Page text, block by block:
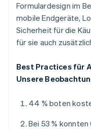
Formulardesign im
mobile Endgeräte,
Sicherheit für die
für sie auch
Best Practices für
Unsere
44 % boten
Bei 53 %